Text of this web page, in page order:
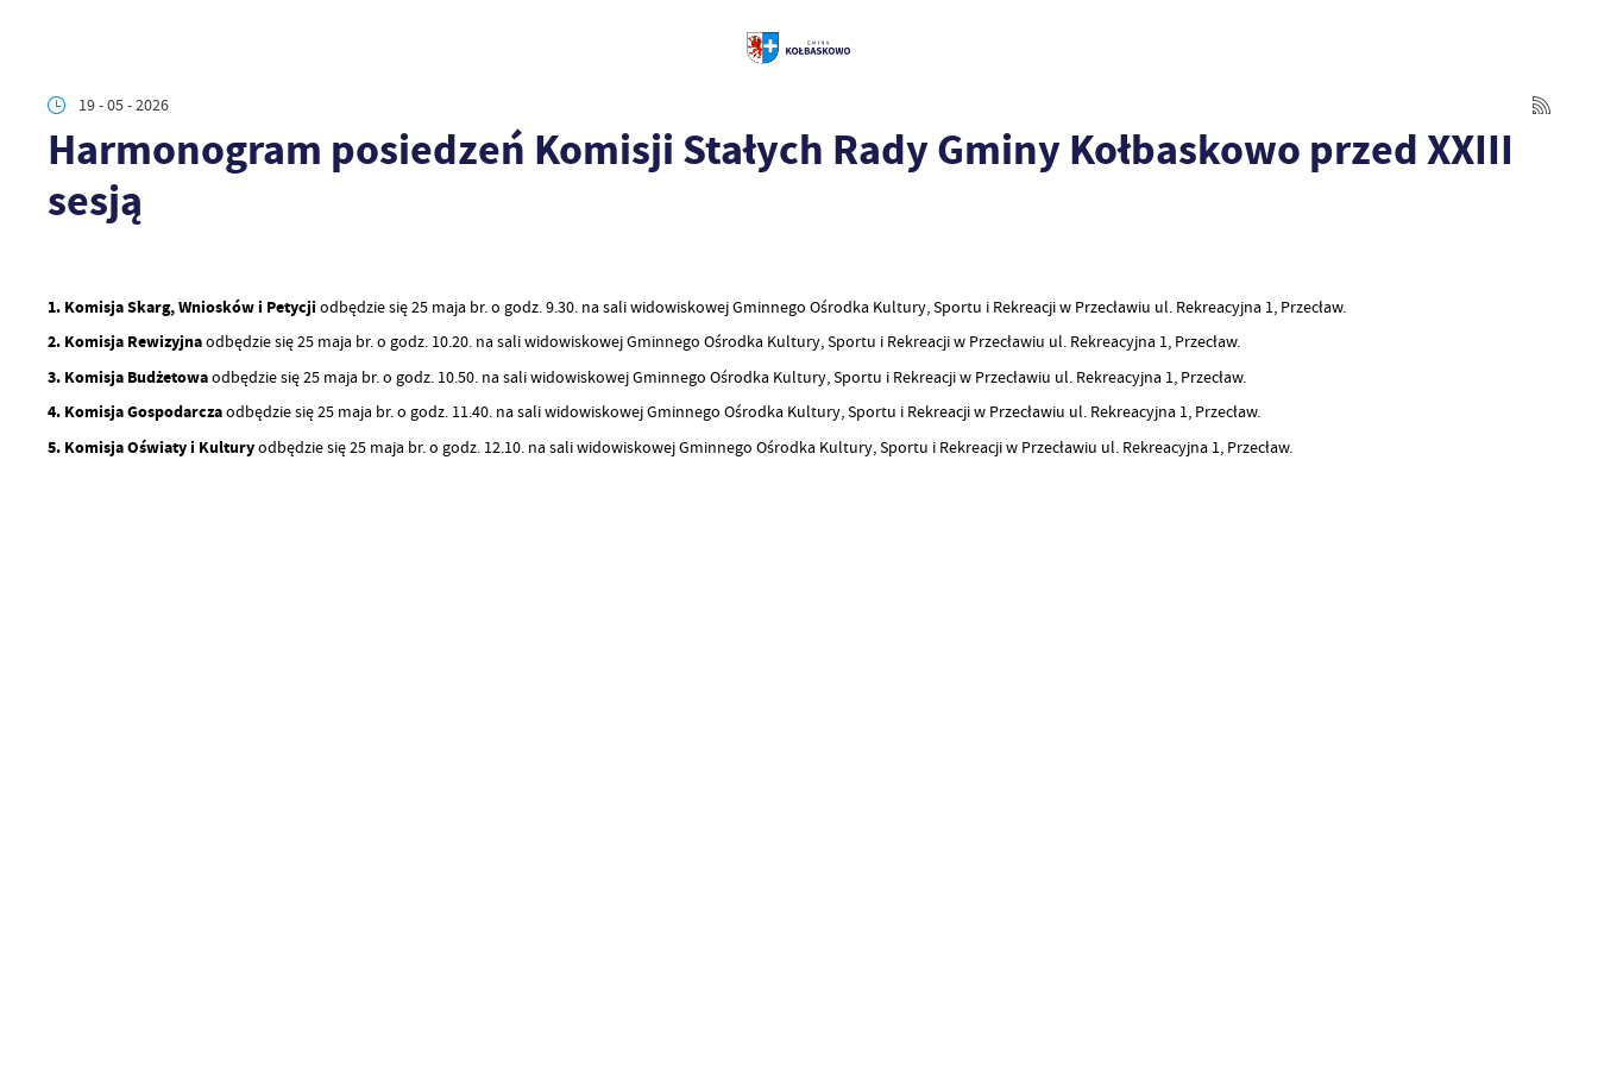
19 - 05 - 2026
Harmonogram posiedzeń Komisji Stałych Rady Gminy Kołbaskowo przed XXIII
sesją
1. Komisja Skarg, Wniosków i Petycji odbędzie się 25 maja br. o godz. 9.30. na sali widowiskowej Gminnego Ośrodka Kultury, Sportu i Rekreacji w Przecławiu ul. Rekreacyjna 1, Przecław.
2. Komisja Rewizyjnaodbędzie się 25 maja br. o godz. 10.20. na sali widowiskowej Gminnego Ośrodka Kultury, Sportu i Rekreacji w Przecławiu ul. Rekreacyjna 1, Przecław.
3. Komisja Budżetowaodbędzie się 25 maja br. o godz. 10.50. na sali widowiskowej Gminnego Ośrodka Kultury, Sportu i Rekreacji w Przecławiu ul. Rekreacyjna 1, Przecław.
4. Komisja Gospodarczaodbędzie się 25 maja br. o godz. 11.40. na sali widowiskowej Gminnego Ośrodka Kultury, Sportu i Rekreacji w Przecławiu ul. Rekreacyjna 1, Przecław.
5. Komisja Oświaty i Kulturyodbędzie się 25 maja br. o godz. 12.10. na sali widowiskowej Gminnego Ośrodka Kultury, Sportu i Rekreacji w Przecławiu ul. Rekreacyjna 1, Przecław.